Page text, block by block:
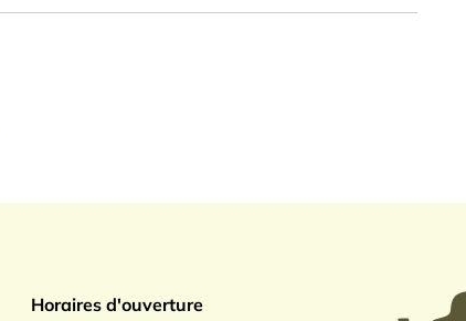
Horaires d'ouverture